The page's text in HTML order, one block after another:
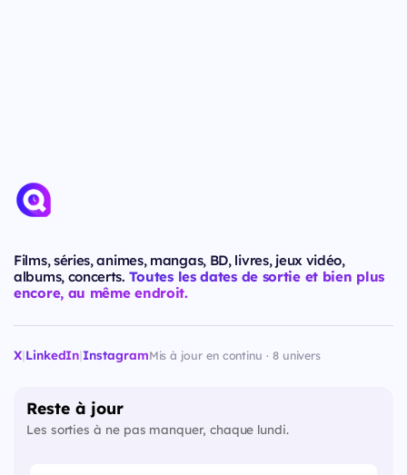
Films, séries, animes, mangas, BD, livres, jeux vidéo,
albums, concerts. Toutes les dates de sortie et bien plus
encore, au même endroit.
X|LinkedIn|InstagramMis à jour en continu · 8 univers
Reste à jour
Les sorties à ne pas manquer, chaque lundi.